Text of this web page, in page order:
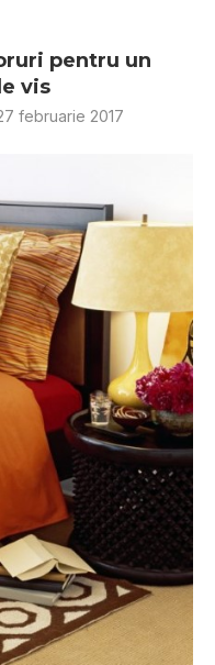
pentru un
vis
februarie 2017